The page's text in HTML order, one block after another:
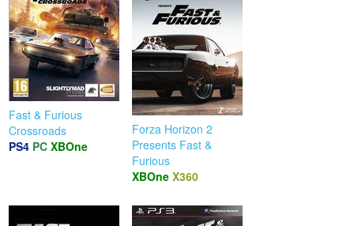
Fast & Furious
Crossroads
PS4 PC XBOne
Forza Horizon 2
Presents Fast &
Furious
XBOne X360